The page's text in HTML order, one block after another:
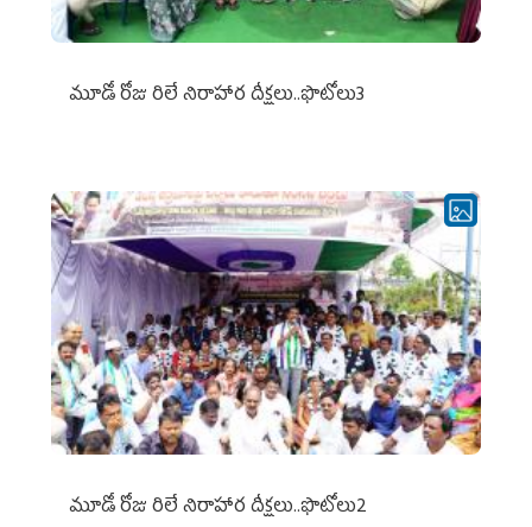
మూడో రోజు రిలే నిరాహార దీక్షలు..ఫొటోలు3
మూడో రోజు రిలే నిరాహార దీక్షలు..ఫొటోలు2